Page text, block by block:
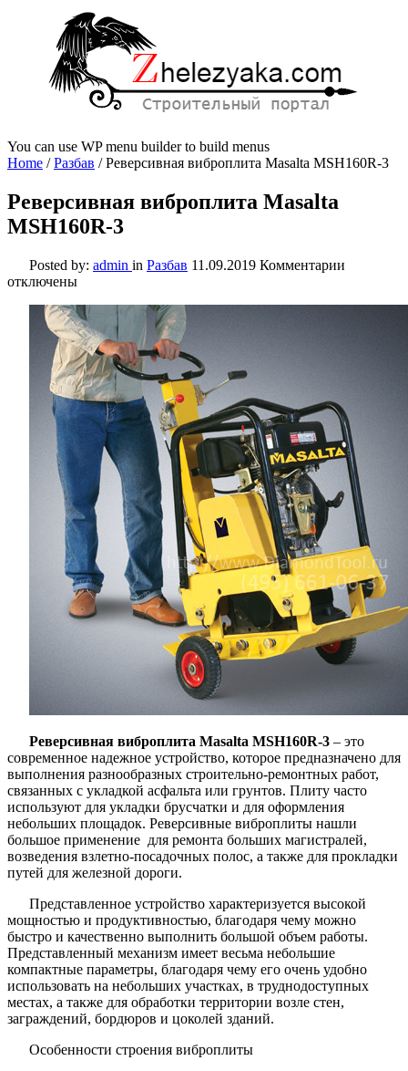
You can use WP menu builder to build menus
Home /Разбав /Реверсивная виброплита Masalta MSH160R-3
Реверсивная виброплита Masalta
MSH160R-3
Posted by: admin in Разбав 11.09.2019 Комментарии
отключены
Реверсивная виброплита Masalta MSH160R-3 – это
современное надежное устройство, которое предназначено для
выполнения разнообразных строительно-ремонтных работ,
связанных с укладкой асфальта или грунтов. Плиту часто
используют для укладки брусчатки и для оформления
небольших площадок. Реверсивные виброплиты нашли
большое применение для ремонта больших магистралей,
возведения взлетно-посадочных полос, а также для прокладки
путей для железной дороги.
Представленное устройство характеризуется высокой
мощностью и продуктивностью, благодаря чему можно
быстро и качественно выполнить большой объем работы.
Представленный механизм имеет весьма небольшие
компактные параметры, благодаря чему его очень удобно
использовать на небольших участках, в труднодоступных
местах, а также для обработки территории возле стен,
заграждений, бордюров и цоколей зданий.
Особенности строения виброплиты